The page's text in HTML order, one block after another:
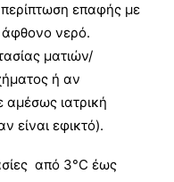
επαφής με
άφθονο νερό.
ματιών/
ή αν
αμέσως ιατρική
είναι εφικτό).
από 3°C έως